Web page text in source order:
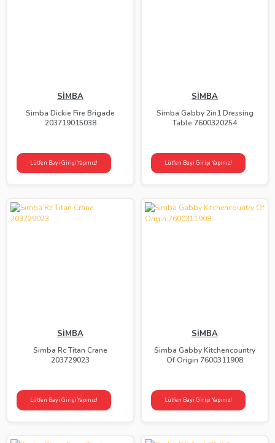
SİMBA
Simba Dickie Fire Brigade
203719015038
Lütfen Bayi Girişi Yapınız!
SİMBA
Simba Gabby 2in1 Dressing
Table 7600320254
Lütfen Bayi Girişi Yapınız!
SİMBA
Simba Rc Titan Crane
203729023
Lütfen Bayi Girişi Yapınız!
SİMBA
Simba Gabby Kitchencountry
Of Origin 7600311908
Lütfen Bayi Girişi Yapınız!